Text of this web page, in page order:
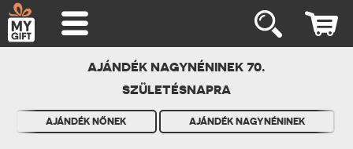
AJÁNDÉK NAGYNÉNINEK 70.
SZÜLETÉSNAPRA
AJÁNDÉK NŐNEK AJÁNDÉK NAGYNÉNINEK